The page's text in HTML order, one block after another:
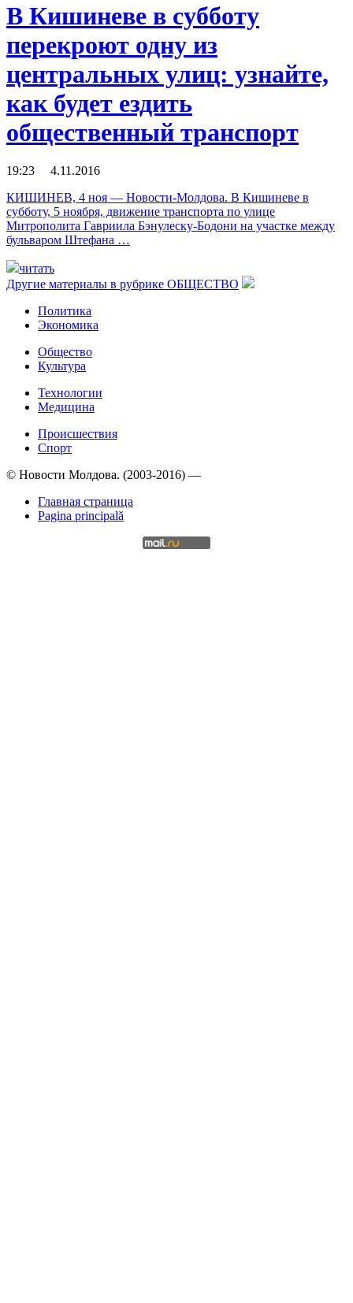
В Кишиневе в субботу
перекроют одну из
центральных улиц: узнайте,
как будет ездить
общественный транспорт
19:23 4.11.2016
КИШИНЕВ, 4 ноя — Новости-Молдова. В Кишиневе в
субботу, 5 ноября, движение транспорта по улице
Митрополита Гавриила Бэнулеску-Бодони на участке между
бульваром Штефана …
читать
Другие материалы в рубрике ОБЩЕСТВО
Политика
Экономика
Общество
Культура
Технологии
Медицина
Происшествия
Спорт
© Новости Молдова. (2003-2016) —
Главная страница
Pagina principală